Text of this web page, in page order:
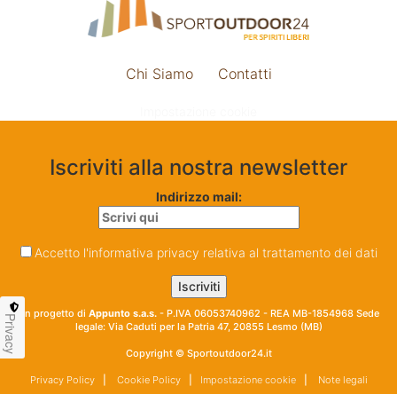
Chi Siamo Contatti
Iscriviti alla nostra newsletter
Indirizzo mail:
Accetto l'informativa privacy relativa al trattamento dei dati
Un progetto di Appunto s.a.s. - P.IVA 06053740962 - REA MB-1854968 Sede
legale: Via Caduti per la Patria 47, 20855 Lesmo (MB)
Copyright © Sportoutdoor24.it
Privacy Policy| Cookie Policy| Impostazione cookie| Note legali
Privacy